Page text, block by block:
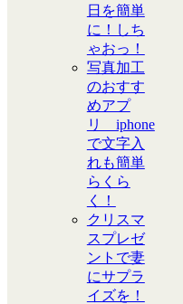
日を簡単
に！しち
ゃおっ！
写真加工
のおすす
めアプ
リ iphone
で文字入
れも簡単
らくら
く！
クリスマ
スプレゼ
ントで妻
にサプラ
イズを！